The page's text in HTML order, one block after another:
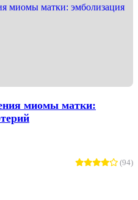
миомы матки:
(94)